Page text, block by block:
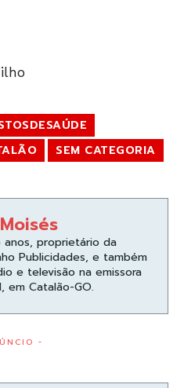
SEM CATEGORIA
anos, proprietário da
Publicidades, e também
e televisão na emissora
em Catalão-GO.
-